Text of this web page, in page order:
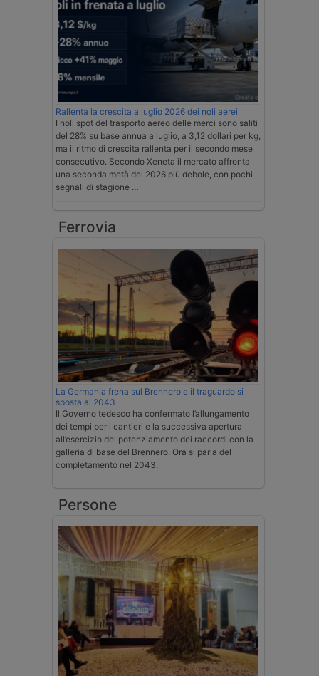
Rallenta la crescita a luglio 2026 dei noli aerei
I noli spot del trasporto aereo delle merci sono saliti
del 28% su base annua a luglio, a 3,12 dollari per kg,
ma il ritmo di crescita rallenta per il secondo mese
consecutivo. Secondo Xeneta il mercato affronta
una seconda metà del 2026 più debole, con pochi
segnali di stagione …
Ferrovia
La Germania frena sul Brennero e il traguardo si
sposta al 2043
Il Governo tedesco ha confermato l’allungamento
dei tempi per i cantieri e la successiva apertura
all’esercizio del potenziamento dei raccordi con la
galleria di base del Brennero. Ora si parla del
completamento nel 2043.
Persone